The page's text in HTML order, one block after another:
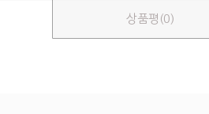
상품평(0)